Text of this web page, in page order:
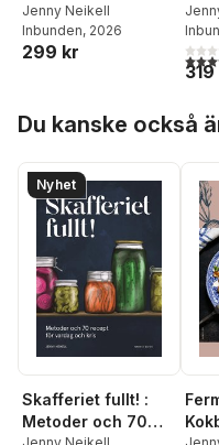
recept för vardag
och kris
Jenny Neikell
Inbunden, 2026
299 kr
4,3
Du kanske också
Nyhet
Skafferiet fullt! :
Metoder och 70